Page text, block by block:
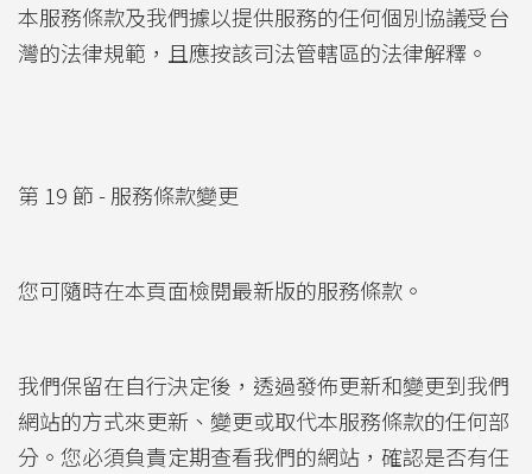
本服務條款及我們據以提供服務的任何個別協議受台
灣的法律規範，且應按該司法管轄區的法律解釋。
第 19 節 - 服務條款變更
您可隨時在本頁面檢閱最新版的服務條款。
我們保留在自行決定後，透過發佈更新和變更到我們
網站的方式來更新、變更或取代本服務條款的任何部
分。您必須負責定期查看我們的網站，確認是否有任